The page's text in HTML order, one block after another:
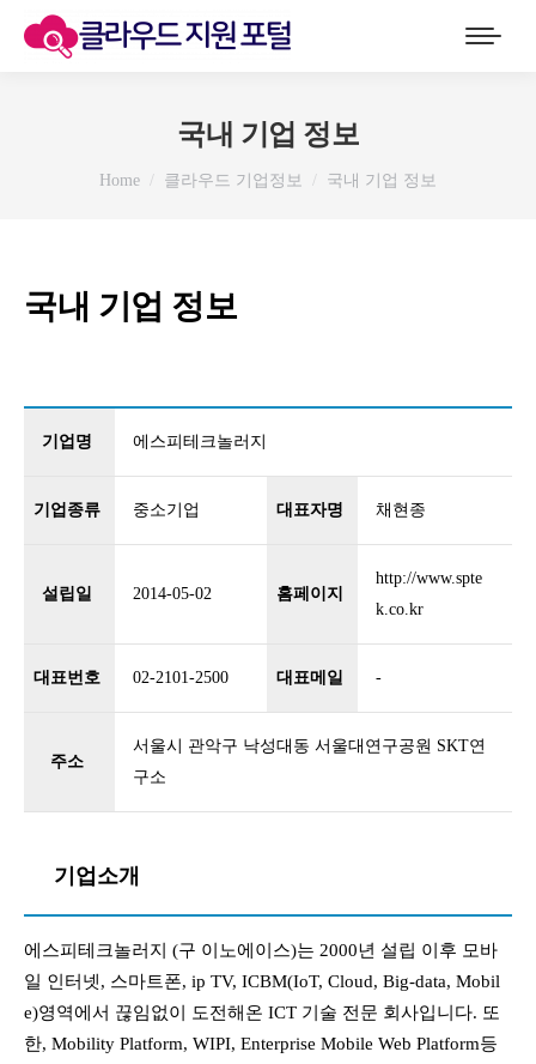
국내 기업 정보
You are here:
Home 클라우드 기업정보 국내 기업 정보
국내 기업 정보
기업명 에스피테크놀러지
기업종류 중소기업 대표자명 채현종
설립일 2014-05-02 홈페이지
http://www.spte
k.co.kr
대표번호 02-2101-2500 대표메일 -
주소
서울시 관악구 낙성대동 서울대연구공원 SKT연
구소
기업소개
에스피테크놀러지 (구 이노에이스)는 2000년 설립 이후 모바
일 인터넷, 스마트폰, ip TV, ICBM(IoT, Cloud, Big-data, Mobil
e)영역에서 끊임없이 도전해온 ICT 기술 전문 회사입니다. 또
한, Mobility Platform, WIPI, Enterprise Mobile Web Platform등